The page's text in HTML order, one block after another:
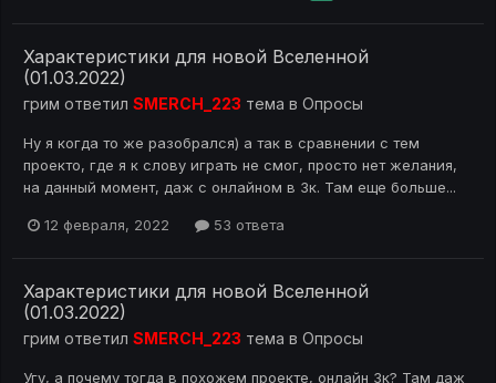
Характеристики для новой Вселенной
(01.03.2022)
грим ответил SMERCH_223 тема в Опросы
Ну я когда то же разобрался) а так в сравнении с тем
проекто, где я к слову играть не смог, просто нет желания,
на данный момент, даж с онлайном в 3к. Там еще больше...
12 февраля, 2022 53 ответа
Характеристики для новой Вселенной
(01.03.2022)
грим ответил SMERCH_223 тема в Опросы
Угу, а почему тогда в похожем проекте, онлайн 3к? Там даж